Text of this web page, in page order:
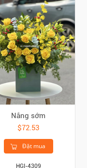
Nắng sớm
$72.53
Đặt mua
HGI-4309